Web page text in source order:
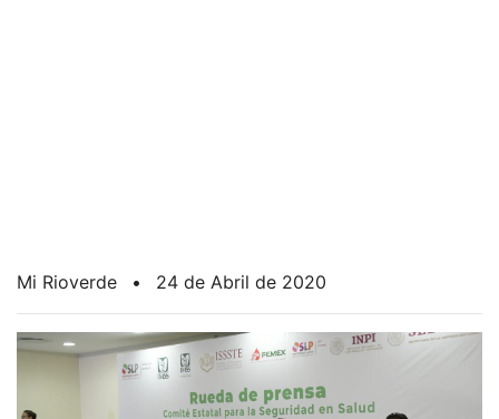
Mi Rioverde • 24 de Abril de 2020